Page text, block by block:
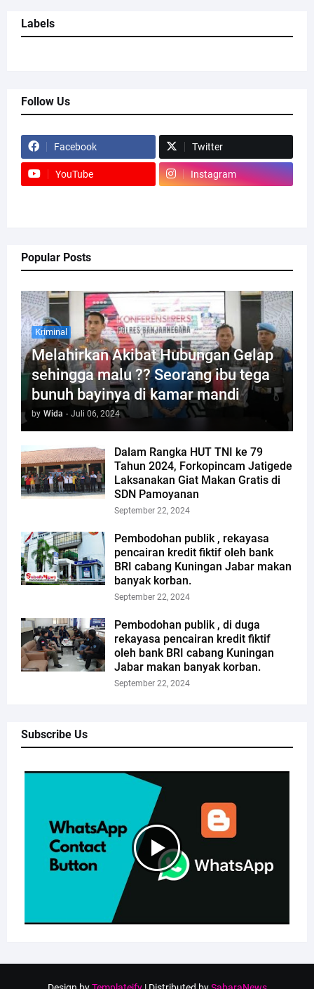
Labels
Follow Us
Facebook Twitter
YouTube Instagram
Popular Posts
Kriminal
Melahirkan Akibat Hubungan Gelap
sehingga malu ?? Seorang ibu tega
bunuh bayinya di kamar mandi
by Wida - Juli 06, 2024
Dalam Rangka HUT TNI ke 79
Tahun 2024, Forkopincam Jatigede
Laksanakan Giat Makan Gratis di
SDN Pamoyanan
September 22, 2024
Pembodohan publik , rekayasa
pencairan kredit fiktif oleh bank
BRI cabang Kuningan Jabar makan
banyak korban.
September 22, 2024
Pembodohan publik , di duga
rekayasa pencairan kredit fiktif
oleh bank BRI cabang Kuningan
Jabar makan banyak korban.
September 22, 2024
Subscribe Us